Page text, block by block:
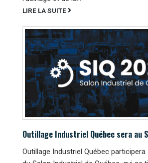
LIRE LA SUITE
Outillage Industriel Québec sera au
Outillage Industriel Québec participera